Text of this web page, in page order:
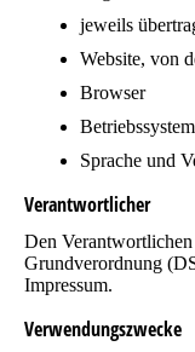
jeweils
Website, von
Browser
Sprache und
Verantwortlicher
Den
Grundverordnung
Impressum.
Verwendungszwecke